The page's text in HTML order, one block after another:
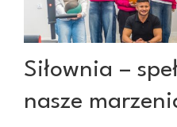
Siłownia –
nasze